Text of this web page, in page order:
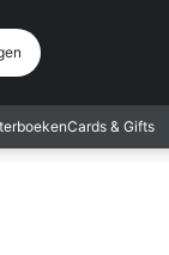
Vestiging
Cards & Gifts